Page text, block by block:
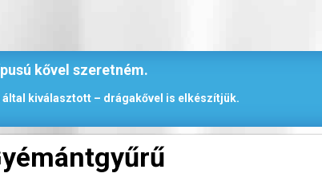
kővel szeretném.
által kiválasztott – drágakővel is elkészítjük.